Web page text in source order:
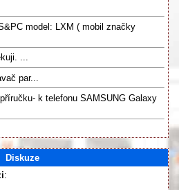
model: LXM ( mobil značky
...
par...
k telefonu SAMSUNG Galaxy
Diskuze
: